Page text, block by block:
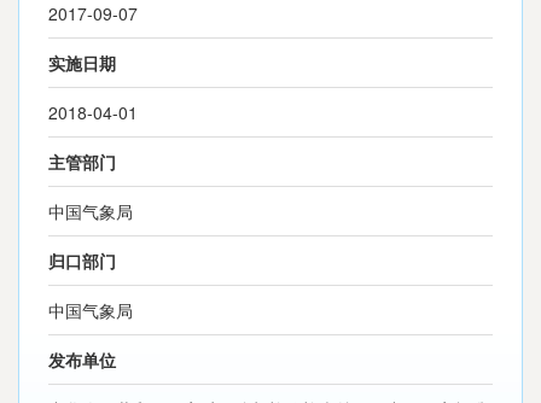
2017-09-07
实施日期
2018-04-01
主管部门
中国气象局
归口部门
中国气象局
发布单位